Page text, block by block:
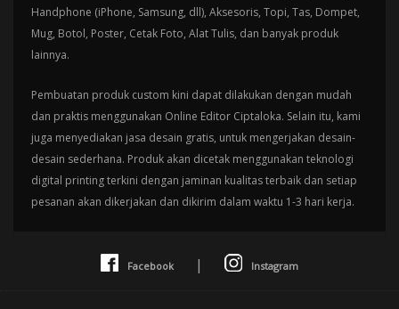
Handphone (iPhone, Samsung, dll), Aksesoris, Topi, Tas, Dompet,
Mug, Botol, Poster, Cetak Foto, Alat Tulis, dan banyak produk
lainnya.
Pembuatan produk custom kini dapat dilakukan dengan mudah
dan praktis menggunakan Online Editor Ciptaloka. Selain itu, kami
juga menyediakan jasa desain gratis, untuk mengerjakan desain-
desain sederhana. Produk akan dicetak menggunakan teknologi
digital printing terkini dengan jaminan kualitas terbaik dan setiap
pesanan akan dikerjakan dan dikirim dalam waktu 1-3 hari kerja.
Facebook | Instagram